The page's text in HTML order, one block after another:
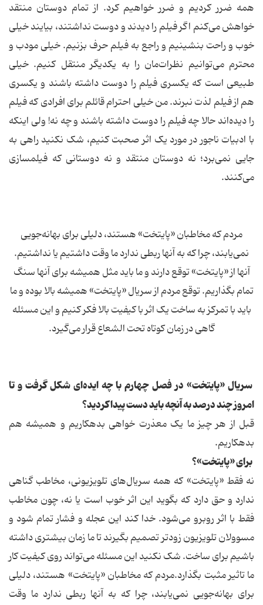
همه ضرر کردیم و ضرر خواهیم کرد. از تمام دوستان منتقد
خواهش می‌کنم اگر فیلم را دیدند و دوست نداشتند، بیایند خیلی
خوب و راحت بنشینیم و راجع به فیلم حرف بزنیم. خیلی مودب و
محترم می‌توانیم نظرات‌مان را به یکدیگر منتقل کنیم. خیلی
طبیعی است که یکسری فیلم را دوست داشته باشند و یکسری
هم از فیلم لذت نبرند. من خیلی احترام قائلم برای افرادی که فیلم
را دیده‌اند حالا چه فیلم را دوست داشته باشند و چه نه! ولی اینکه
با ادبیات ناجور در مورد یک اثر صحبت کنیم، شک نکنید راهی به
جایی نمی‌برد؛ نه دوستان منتقد و نه دوستانی که فیلمسازی
می‌کنند.
مردم که مخاطبان «پایتخت» هستند، دلیلی برای بهانه‌جویی
نمی‌یابند، چرا که به آنها ربطی ندارد ما وقت داشتیم یا نداشتیم.
آنها از «پایتخت» توقع دارند و ما باید مثل همیشه برای آنها سنگ
تمام بگذاریم. توقع مردم از سریال «پایتخت» همیشه بالا بوده و ما
باید با تمرکز به ساخت یک اثر با کیفیت بالا فکر کنیم و این مسئله
گاهی در زمان کوتاه تحت الشعاع قرار می‌گیرد.
سریال «پایتخت» در فصل چهارم با چه ایده‌ای شکل گرفت و تا
امروز چند درصد به آنچه باید دست پیدا کردید؟
قبل از هر چیز ما یک معذرت خواهی بدهکاریم و همیشه هم
بدهکاریم.
برای «پایتخت»؟
نه فقط «پایتخت» که همه سریال‌های تلویزیونی، مخاطب گناهی
ندارد و حق دارد که بگوید این اثر خوب است یا نه، چون مخاطب
فقط با اثر روبرو می‌شود. خدا کند این عجله و فشار تمام شود و
مسوولان تلویزیون زودتر تصمیم بگیرند تا ما زمان بیشتری داشته
باشیم برای ساخت. شک نکنید این مسئله می‌تواند روی کیفیت کار
ما تاثیر مثبت بگذارد.مردم که مخاطبان «پایتخت» هستند، دلیلی
برای بهانه‌جویی نمی‌یابند، چرا که به آنها ربطی ندارد ما وقت